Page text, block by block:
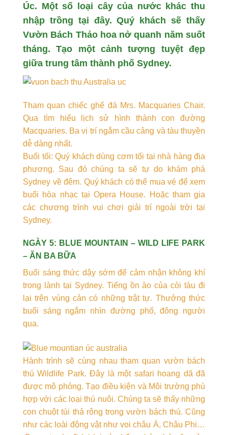
Úc. Một số loại cây của nước khác thu
nhập trồng tại đây. Quý khách sẽ thấy
Vườn Bách Thảo hoa nở quanh năm suốt
tháng. Tạo một cảnh tượng tuyệt đẹp
giữa trung tâm thành phố Sydney.
Tham quan chiếc ghế đá Mrs. Macquaries Chair.
Qua tìm hiểu lịch sử hình thành con đường
Macquaries. Ba vị trí ngắm cầu cảng và tàu thuyền
dễ dàng nhất.
Buổi tối: Quý khách dùng cơm tối tại nhà hàng địa
phương. Sau đó chúng ta sẽ tự do khám phá
Sydney về đêm. Quý khách có thể mua vé để xem
buổi hòa nhạc tại Opera House. Hoặc tham gia
các chương trình vui chơi giải trí ngoài trời tại
Sydney.
NGÀY 5: BLUE MOUNTAIN – WILD LIFE PARK
– ĂN BA BỮA
Buổi sáng thức dậy sớm để cảm nhận không khí
trong lành tại Sydney. Tiếng ồn ào của còi tàu đi
lại trên vùng cản có những trật tự. Thưởng thức
buổi sáng ngắm nhìn đường phố, đông người
qua.
Hành trình sẽ cùng nhau tham quan vườn bách
thú Wildlife Park. Đây là một safari hoang dã đã
được mô phỏng. Tạo điều kiện và Môi trường phù
hợp với các loại thú nuôi. Chúng ta sẽ thấy những
con chuột túi thả rông trong vườn bách thú. Cũng
như các loài động vật như voi châu Á, Châu Phi…